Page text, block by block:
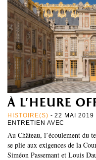
à l’heure
HISTOIRE(S) - 22 MAI 2019
ENTRETIEN AVEC
Au Château, l’écoulement du
se plie aux exigences de la
Siméon Passemant et Louis